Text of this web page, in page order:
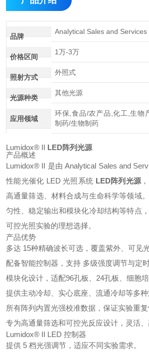
品牌
Analytical Sales and Services
价格区间
1万-3万
照射方式
外照式
光源种类
其他光源
应用领域
环保,食品/农产品,化工,生物
制药/生物制药
Lumidox® II LED阵列光源
产品概述
Lumidox® II 是由 Analytical Sales and
性能光催化 LED 光照系统 LED阵列光源
高通量筛选、材料合成与生命科学等领域
匀性、稳定输出和模块化冷却结构等特点
可控光照实验的理想选择。
产品优势
多达 15种精确波长可选，覆盖紫外、可见
配备智能控制器，支持 多级强度调节与定
模块化设计，适配96孔板、24孔板、细胞
提供主动冷却、实心底座、流通冷却等多种
所有阵列内置光强校准数据，保证实验重复
专为高通量筛选和可控光反应设计，灵活、
Lumidox® II LED 控制器
提供 5 档光强调节，适应不同实验需求。